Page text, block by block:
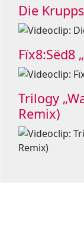
Die
Fïx8:Sëd8
Trilogy
Remix)